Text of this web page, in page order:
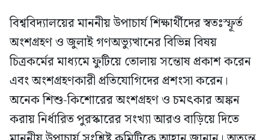
বিশ্ববিদ্যালয়ের মাননীয় উপাচার্য শিক্ষার্থীদের স্বতঃস্ফূর্ত
অংশগ্রহণ ও জুলাই গণঅভ্যুত্থানের বিভিন্ন বিষয়
চিত্রকর্মের মাধ্যমে ফুটিয়ে তোলায় সন্তোষ প্রকাশ করেন
এবং অংশগ্রহণকারী প্রতিযোগিদের প্রশংসা করেন।
অনেক শিশু-কিশোরের অংশগ্রহণ ও চমৎকার অঙ্কন
করায় নির্ধারিত পুরস্কারের সংখ্যা আরও বাড়িয়ে দিতে